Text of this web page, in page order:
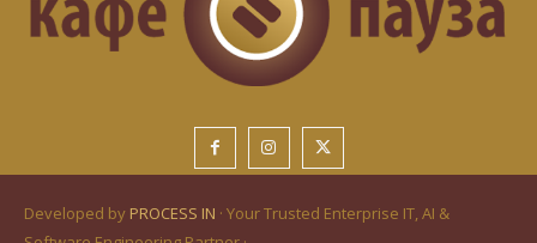
Developed by PROCESS IN · Your Trusted Enterprise IT, AI &